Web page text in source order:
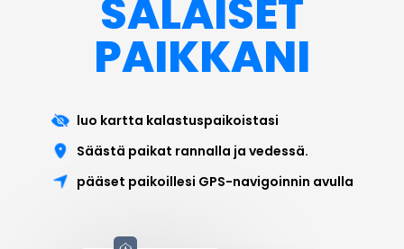
SALAISET
PAIKKANI
luo kartta kalastuspaikoistasi
Säästä paikat rannalla ja vedessä.
pääset paikoillesi GPS-navigoinnin avulla